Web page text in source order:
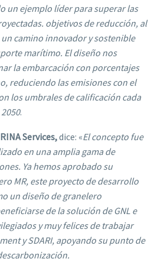
un ejemplo líder para superar las
objetivos de reducción, al
camino innovador y sostenible
marítimo. El diseño nos
la embarcación con porcentajes
reduciendo las emisiones con el
los umbrales de calificación cada
.
Services,dice: «El concepto fue
en una amplia gama de
Ya hemos aprobado su
MR, este proyecto de desarrollo
un diseño de granelero
de la solución de GNL e
y muy felices de trabajar
y SDARI, apoyando su punto de